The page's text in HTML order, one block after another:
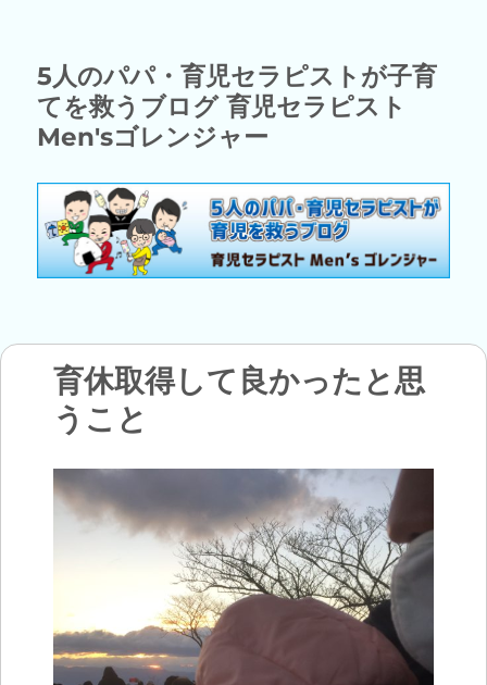
5人のパパ・育児セラピストが子育
てを救うブログ 育児セラピスト
Men'sゴレンジャー
育休取得して良かったと思
うこと